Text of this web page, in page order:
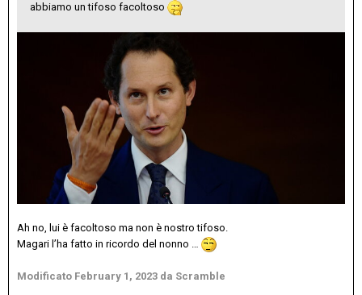
abbiamo un tifoso facoltoso
Ah no, lui è facoltoso ma non è nostro tifoso.
Magari l’ha fatto in ricordo del nonno …
Modificato February 1, 2023 da Scramble